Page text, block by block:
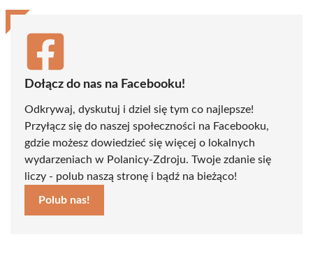
Dołącz do nas na Facebooku!
Odkrywaj, dyskutuj i dziel się tym co najlepsze!
Przyłącz się do naszej społeczności na Facebooku,
gdzie możesz dowiedzieć się więcej o lokalnych
wydarzeniach w Polanicy-Zdroju. Twoje zdanie się
liczy - polub naszą stronę i bądź na bieżąco!
Polub nas!